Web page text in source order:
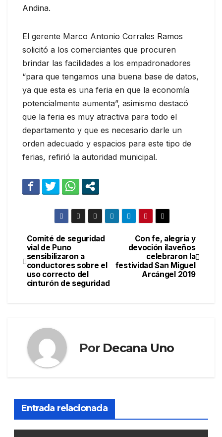
Andina.
El gerente Marco Antonio Corrales Ramos
solicitó a los comerciantes que procuren
brindar las facilidades a los empadronadores
“para que tengamos una buena base de datos,
ya que esta es una feria en que la economía
potencialmente aumenta”, asimismo destacó
que la feria es muy atractiva para todo el
departamento y que es necesario darle un
orden adecuado y espacios para este tipo de
ferias, refirió la autoridad municipal.
Navegación
de
entradas
Con fe, alegría y
devoción ilaveños
celebraron la
festividad San Miguel
Arcángel 2019
Comité de seguridad
vial de Puno
sensibilizaron a
conductores sobre el
uso correcto del
cinturón de seguridad
Por Decana Uno
Entrada relacionada